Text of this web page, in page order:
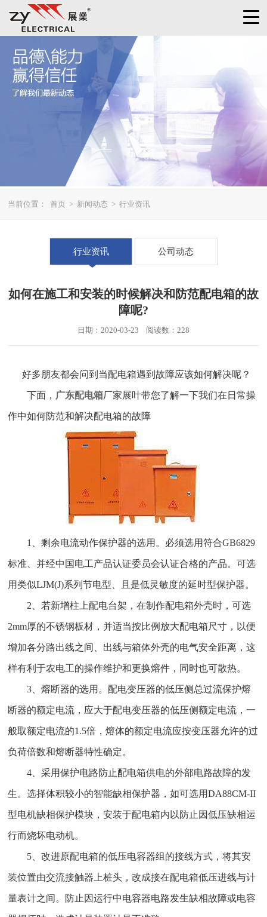
当前位置： 首页 > 新闻动态 > 行业资讯
行业资讯 公司动态
如何在施工和安装的时候解决和防范配电箱的故
障呢?
日期：2020-03-23 阅读数：228
好多朋友都会问到当配电箱遇到故障应该如何解决呢？
下面， 广东配电箱厂家展叶带您了解一下我们在日常操
作中如何防范和解决配电箱的故障
1、剩余电流动作保护器的选用。必须选用符合GB6829
标准、并经中国电工产品认证委员会认证合格的产品。可选
用类似LJM(J)系列节电型、且是低灵敏度的延时型保护器。
2、若新增柱上配电台架，在制作配电箱外壳时，可选
2mm厚的不锈钢板材，并适当按比例放大配电箱尺寸，以便
增加各分路出线之间、出线与箱体外壳的电气安全距离，这
样有利于农电工的操作维护和更换熔件，同时也可散热。
3、熔断器的选用。配电变压器的低压侧总过流保护熔
断器的额定电流，应大于配电变压器的低压侧额定电流，一
般取额定电流的1.5倍，熔体的额定电流应按变压器允许的过
负荷倍数和熔断器特性确定。
4、采用保护电路防止配电箱供电的外部电路故障的发
生。选择体积较小的智能缺相保护器，如可选用DA88CM-II
型电机缺相保护模块，安装于配电箱内以防止因低压缺相运
行而烧坏电动机。
5、改进原配电箱的低压电容器组的接线方式，将其安
装位置由交流接触器上桩头，改成接在配电箱低压进线与计
量表计之间。防止因运行中电容器电路发生缺相故障或电容